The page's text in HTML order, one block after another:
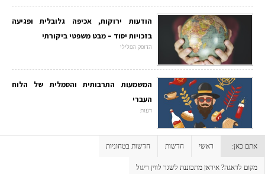
הודעות ירוקות, אכיפה גלובלית ופגיעה
בזכויות יסוד – מבט משפטי ביקורתי
הדופק הפלילי
המשמעות התרבותית והסמלית של הלוח
העברי
דעות
אתם כאן: ראשי חדשות חדשות בטחוניות
מקום לדאגה? איראן מתכוננת לשגר לווין ריגול